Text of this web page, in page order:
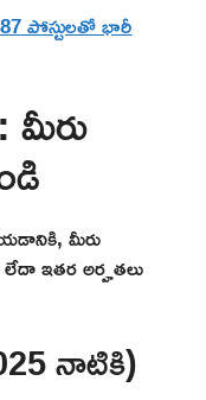
పోస్టులతో భారీ
మీరు
ఇతర అర్హతలు
నాటికి)